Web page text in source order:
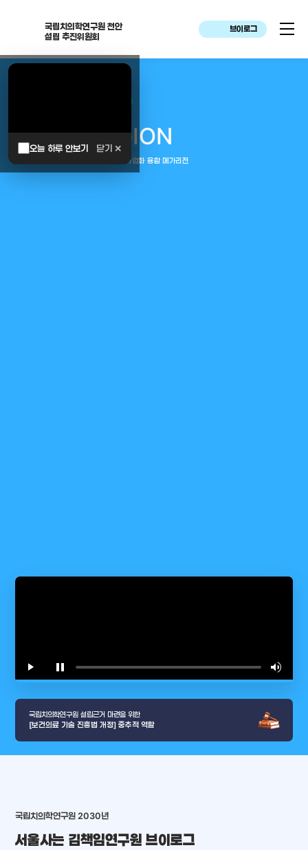
국립치의학연구원 천안
설립 추진위원회
브이로그
오늘 하루 안보기 닫기 ✕
대한민국은 두번이나 약속하였습니다.
MEGAREGION
중부권 전체를 잇는 연구–임상–평가–사업화 융합 메가리전
충청남도place
place
place place
place place
play_arrow pause volume_up
국립치의학연구원 설립근거 마련을 위한
[보건의료 기술 진흥법 개정] 중추적 역할
국립치의학연구원 2030년
서울사는 김책임연구원 브이로그